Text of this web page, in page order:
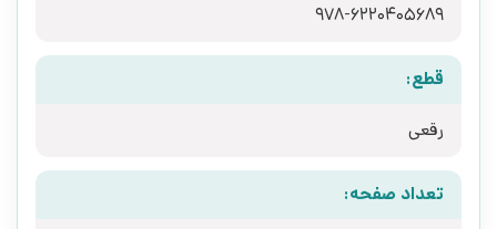
978-6220405689
قطع:
رقعی
تعداد صفحه: